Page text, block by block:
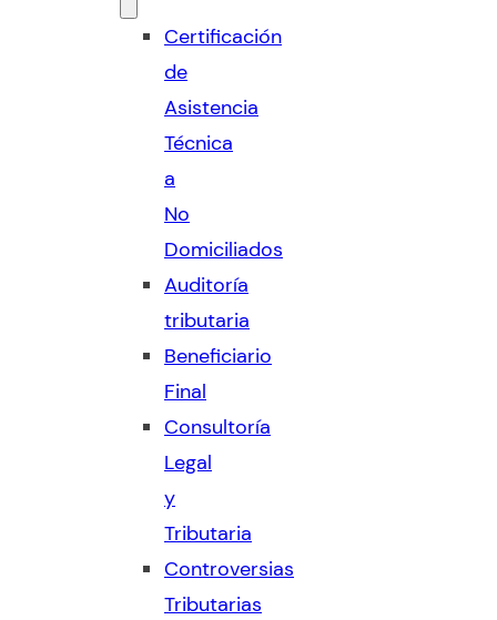
Certificación
de
Asistencia
Técnica
a
No
Domiciliados
Auditoría
tributaria
Beneficiario
Final
Consultoría
Legal
y
Tributaria
Controversias
Tributarias